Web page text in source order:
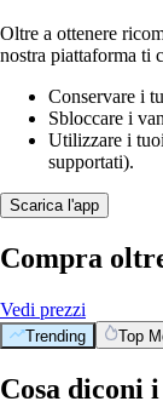
Oltre a ottenere
nostra piattaforma ti
Conservare i
Sbloccare i
Utilizzare i
supportati).
Scarica l'app
Compra
Vedi prezzi
Trending Top
Cosa diconi